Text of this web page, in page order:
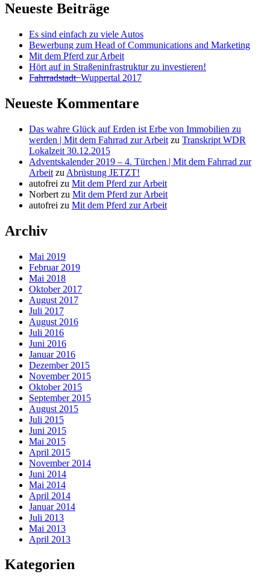
Neueste Beiträge
Es sind einfach zu viele Autos
Bewerbung zum Head of Communications and Marketing
Mit dem Pferd zur Arbeit
Hört auf in Straßeninfrastruktur zu investieren!
F̶a̶h̶r̶r̶a̶d̶s̶t̶a̶d̶t̶ ̶ Wuppertal 2017
Neueste Kommentare
Das wahre Glück auf Erden ist Erbe von Immobilien zu
werden | Mit dem Fahrrad zur Arbeit zu Transkript WDR
Lokalzeit 30.12.2015
Adventskalender 2019 – 4. Türchen | Mit dem Fahrrad zur
Arbeit zu Abrüstung JETZT!
autofrei zu Mit dem Pferd zur Arbeit
Norbert zu Mit dem Pferd zur Arbeit
autofrei zu Mit dem Pferd zur Arbeit
Archiv
Mai 2019
Februar 2019
Mai 2018
Oktober 2017
August 2017
Juli 2017
August 2016
Juli 2016
Juni 2016
Januar 2016
Dezember 2015
November 2015
Oktober 2015
September 2015
August 2015
Juli 2015
Juni 2015
Mai 2015
April 2015
November 2014
Juni 2014
Mai 2014
April 2014
Januar 2014
Juli 2013
Mai 2013
April 2013
Kategorien